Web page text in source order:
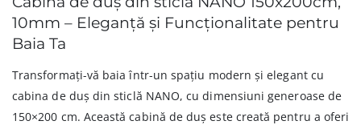
10mm – Eleganță și Funcționalitate pentru
Baia Ta
Transformați-vă baia într-un spațiu modern și elegant cu
cabina de duș din sticlă NANO, cu dimensiuni generoase de
150×200 cm. Această cabină de duș este creată pentru a oferi